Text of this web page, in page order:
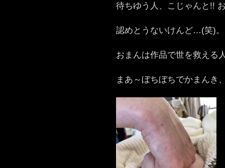
待ちゆう人、こじゃんと!!
認めとうないけんど…(笑)。
おまんは作品で世を救える
まあ～ぼちぼちでかまんき